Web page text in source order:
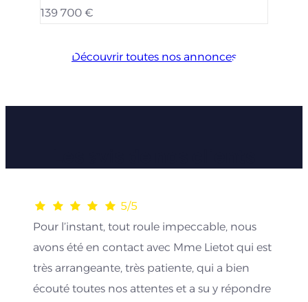
139 700 €
Découvrir toutes nos annonces
5/5
Pour l’instant, tout roule impeccable, nous
avons été en contact avec Mme Lietot qui est
très arrangeante, très patiente, qui a bien
écouté toutes nos attentes et a su y répondre